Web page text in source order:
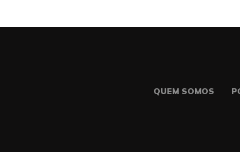
QUEM SOMOS